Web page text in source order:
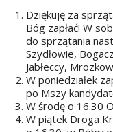
Dziękuję za
Bóg zapłać! W
do sprzątania
Szydłowie,
Jabłeccy,
W poniedziałek
po Mszy
W środę o 16.30
W piątek Droga